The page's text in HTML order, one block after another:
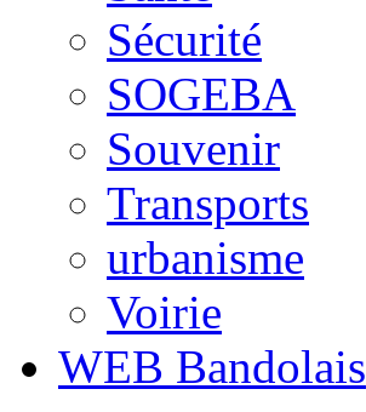
Sécurité
SOGEBA
Souvenir
Transports
urbanisme
Voirie
WEB Bandolais